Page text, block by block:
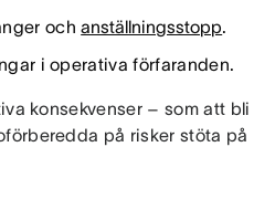
ochanställningsstopp.
i operativa förfaranden.
konsekvenser – som att bli
på risker stöta på